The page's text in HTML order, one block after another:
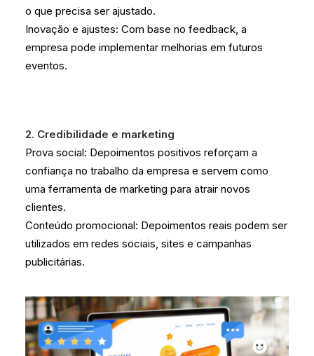
o que precisa ser ajustado.
Inovação e ajustes: Com base no feedback, a
empresa pode implementar melhorias em futuros
eventos.
2. Credibilidade e marketing
Prova social: Depoimentos positivos reforçam a
confiança no trabalho da empresa e servem como
uma ferramenta de marketing para atrair novos
clientes.
Conteúdo promocional: Depoimentos reais podem ser
utilizados em redes sociais, sites e campanhas
publicitárias.